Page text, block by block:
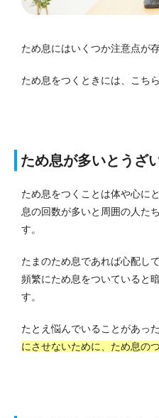
ため息にはいくつか注意点が
ため息をつくときには、こち
ため息が多いとうざ
ため息をつくことは体や心に
息の回数が多いと周囲の人た
す。
たまのため息であれば心配し
頻繁にため息をついていると
す。
たとえ悩んでいることがあっ
にさせないために、ため息の